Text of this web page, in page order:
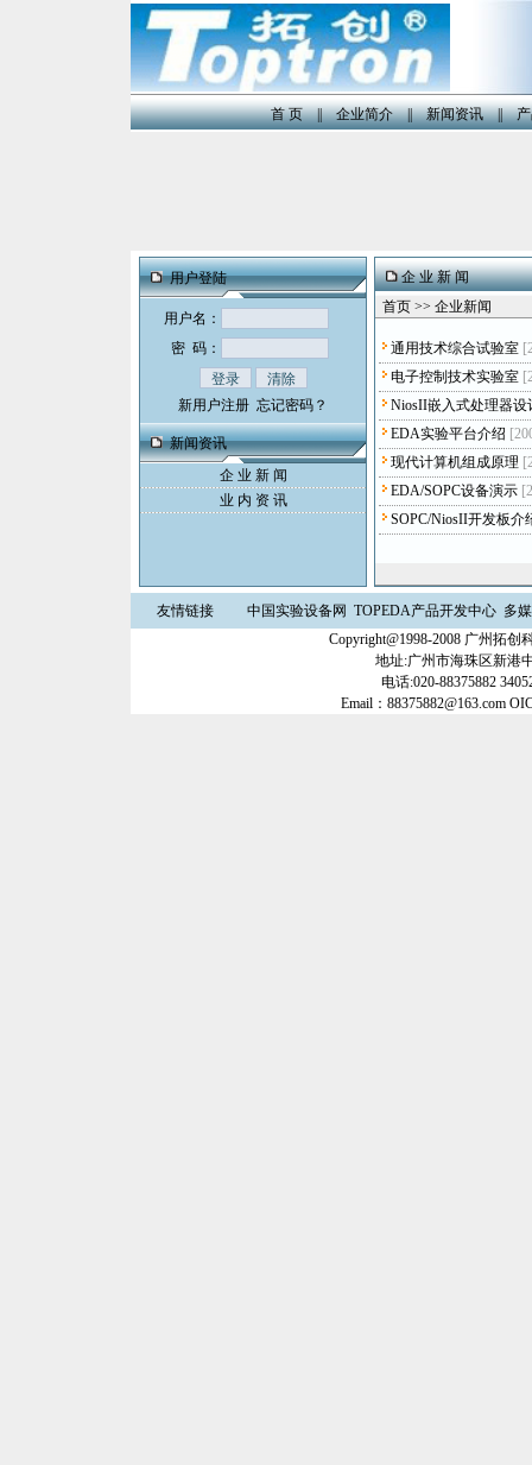
首 页||企业简介||新闻资讯||
用户登陆
用户名：
密 码：
新用户注册 忘记密码？
新闻资讯
企 业 新 闻
业 内 资 讯
企 业 新 闻
首页 >> 企业新闻
通用技术综合试验室
电子控制技术实验室
NiosII嵌入式处理器设
EDA实验平台介绍
现代计算机组成原理
EDA/SOPC设备演示
SOPC/NiosII开发板介
友情链接 中国实验设备网 TOPEDA产品开发中心 多
Copyright@1998-2008 广州拓
地址:广州市海珠区新港
电话:020-88375882
Email：88375882@163.com